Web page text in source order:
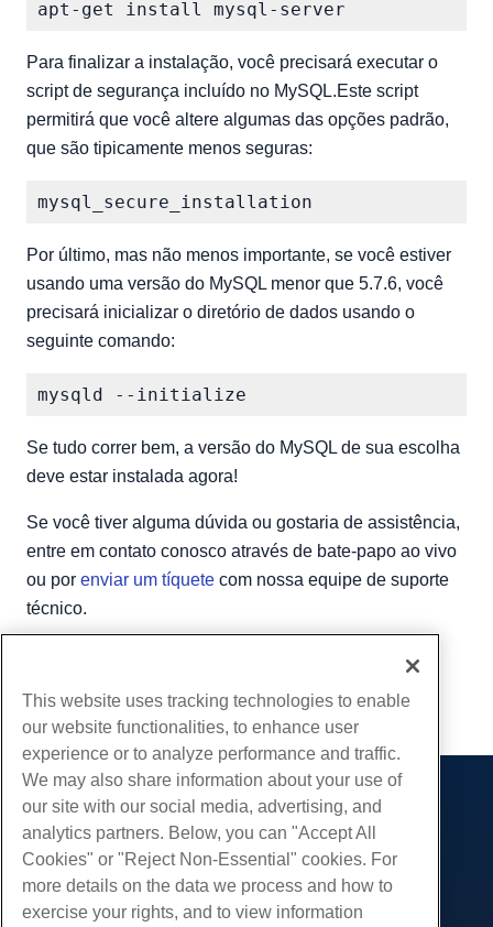
Para finalizar a instalação, você precisará executar o
script de segurança incluído no MySQL.Este script
permitirá que você altere algumas das opções padrão,
que são tipicamente menos seguras:
Por último, mas não menos importante, se você estiver
usando uma versão do MySQL menor que 5.7.6, você
precisará inicializar o diretório de dados usando o
seguinte comando:
Se tudo correr bem, a versão do MySQL de sua escolha
deve estar instalada agora!
Se você tiver alguma dúvida ou gostaria de assistência,
entre em contato conosco através de bate-papo ao vivo
ou por enviar um tíquete com nossa equipe de suporte
técnico.
cópia de URL
Produtos
Hospedagem na web
Hospedagem Empresarial
Serviços
Migrações de sites
Comunidade
This website uses tracking technologies to enable
our website functionalities, to enhance user
experience or to analyze performance and traffic.
We may also share information about your use of
our site with our social media, advertising, and
analytics partners. Below, you can "Accept All
Cookies" or "Reject Non-Essential" cookies. For
more details on the data we process and how to
exercise your rights, and to view information